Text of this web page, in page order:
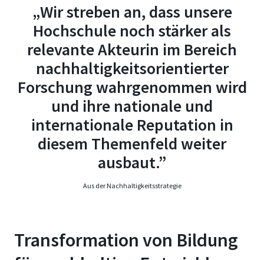
„Wir streben an, dass unsere
Hochschule noch stärker als
relevante Akteurin im Bereich
nachhaltigkeitsorientierter
Forschung wahrgenommen wird
und ihre nationale und
internationale Reputation in
diesem Themenfeld weiter
ausbaut.”
Aus der Nachhaltigkeitsstrategie
Transformation von Bildung